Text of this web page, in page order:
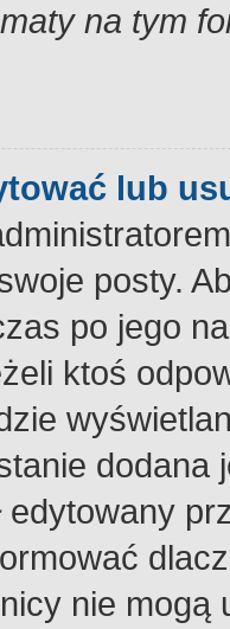
na tym
lub
posty.
po jego
ktoś
dodana
edytowany
nie